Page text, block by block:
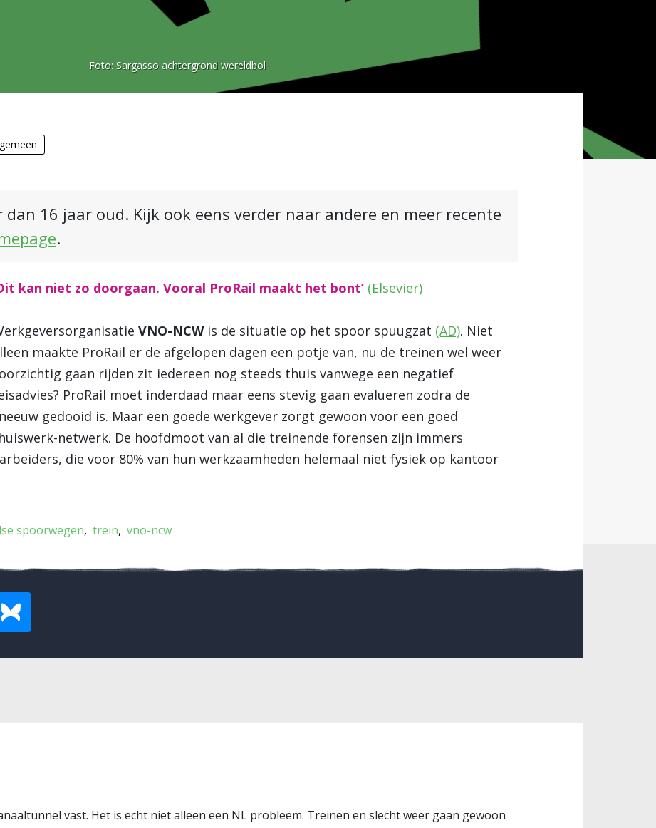
Foto: Sargasso achtergrond wereldbol
dan 16 jaar oud. Kijk ook eens verder naar andere en meer recente
.
kan niet zo doorgaan. Vooral ProRail maakt het bont’ (Elsevier)
VNO-NCWis de situatie op het spoor spuugzat (AD). Niet
maakte ProRail er de afgelopen dagen een potje van, nu de treinen wel weer
gaan rijden zit iedereen nog steeds thuis vanwege een negatief
ProRail moet inderdaad maar eens stevig gaan evalueren zodra de
gedooid is. Maar een goede werkgever zorgt gewoon voor een goed
netwerk. De hoofdmoot van al die treinende forensen zijn immers
die voor 80% van hun werkzaamheden helemaal niet fysiek op kantoor
spoorwegen trein vno-ncw
vast. Het is echt niet alleen een NL probleem. Treinen en slecht weer gaan gewoon